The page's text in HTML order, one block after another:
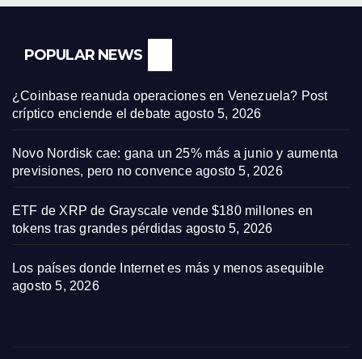
POPULAR NEWS
¿Coinbase reanuda operaciones en Venezuela? Post
críptico enciende el debate agosto 5, 2026
Novo Nordisk cae: gana un 25% más a junio y aumenta
previsiones, pero no convence agosto 5, 2026
ETF de XRP de Grayscale vende $180 millones en
tokens tras grandes pérdidas agosto 5, 2026
Los países donde Internet es más y menos asequible
agosto 5, 2026